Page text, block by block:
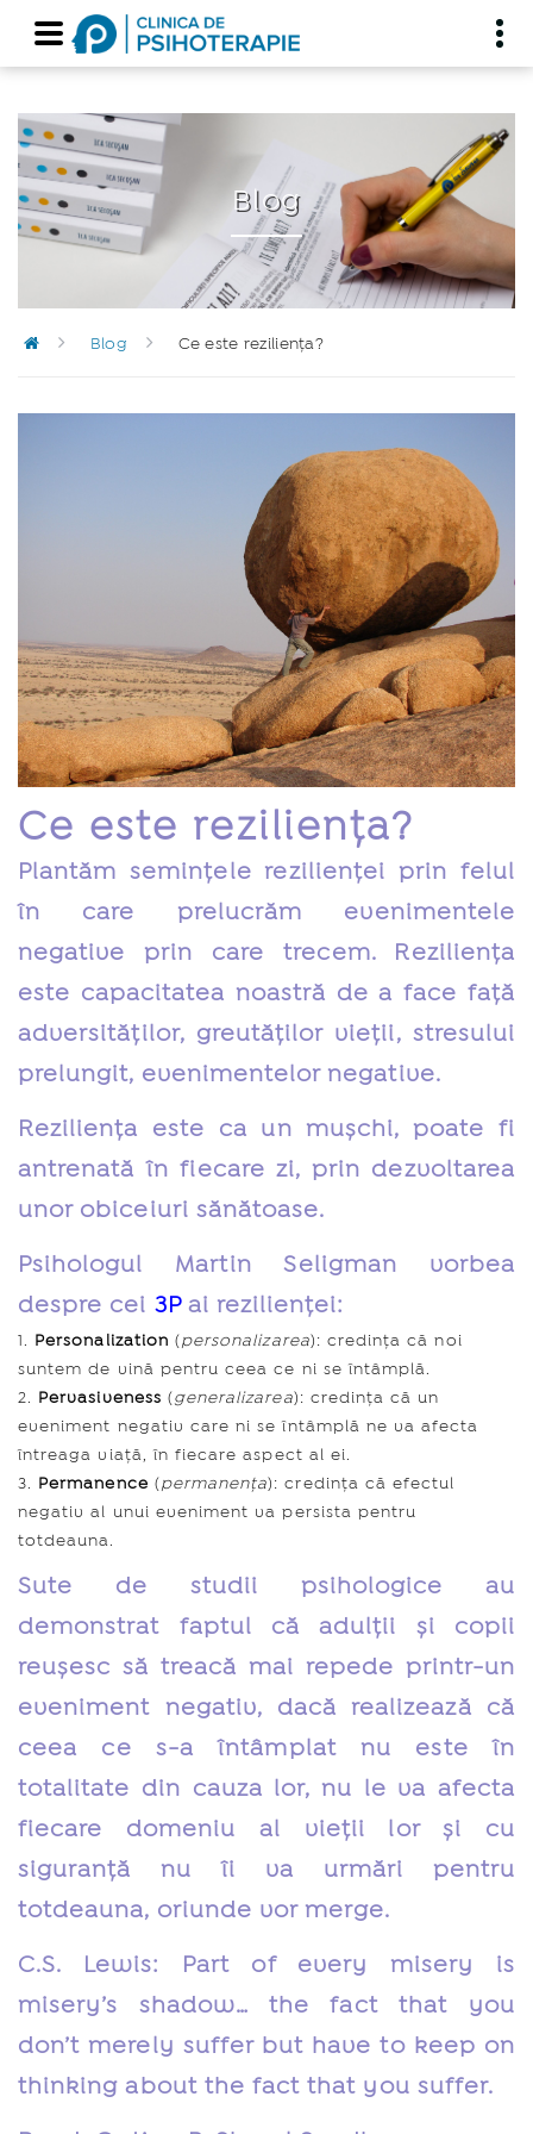
Blog
Blog Ce este reziliența?
Ce este reziliența?
Plantăm semințele rezilienței prin felul
în care prelucrăm evenimentele
negative prin care trecem. Reziliența
este capacitatea noastră de a face față
adversităților, greutăților vieții, stresului
prelungit, evenimentelor negative.
Reziliența este ca un mușchi, poate fi
antrenată în fiecare zi, prin dezvoltarea
unor obiceiuri sănătoase.
Psihologul Martin Seligman vorbea
despre cei 3Pai rezilienței:
Personalization ( personalizarea): credința că noi
suntem de vină pentru ceea ce ni se întâmplă.
Pervasiveness ( generalizarea): credința că un
eveniment negativ care ni se întâmplă ne va afecta
întreaga viață, în fiecare aspect al ei.
Permanence ( permanența): credința că efectul
negativ al unui eveniment va persista pentru
totdeauna.
Sute de studii psihologice au
demonstrat faptul că adulții și copii
reușesc să treacă mai repede printr-un
eveniment negativ, dacă realizează că
ceea ce s-a întâmplat nu este în
totalitate din cauza lor, nu le va afecta
fiecare domeniu al vieții lor și cu
siguranță nu îi va urmări pentru
totdeauna, oriunde vor merge.
C.S. Lewis: Part of every misery is
misery’s shadow… the fact that you
don’t merely suffer but have to keep on
thinking about the fact that you suffer.